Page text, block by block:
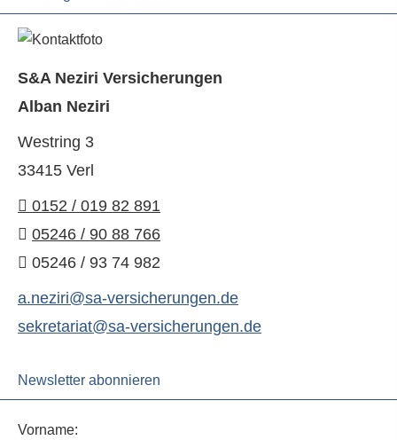
S&A Neziri Versicherungen
Alban Neziri
Westring 3
33415 Verl
0152 / 019 82 891
05246 / 90 88 766
05246 / 93 74 982
a.neziri@sa-versicherungen.de
sekretariat@sa-versicherungen.de
Newsletter abonnieren
Vorname: